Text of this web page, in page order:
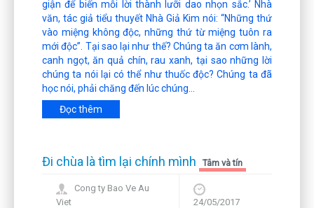
giận để biến mỗi lời thành lưỡi dao nhọn sắc.’ Nhà
văn, tác giả tiểu thuyết Nhà Giả Kim nói: “Những thứ
vào miệng không độc, những thứ từ miệng tuôn ra
mới độc”. Tại sao lại như thế? Chúng ta ăn cơm lành,
canh ngọt, ăn quả chín, rau xanh, tại sao những lời
chúng ta nói lại có thể như thuốc độc? Chúng ta đã
học nói, phải chăng đến lúc chúng...
Đọc thêm
Đi chùa là tìm lại chính mình Tâm và tín
Cong ty Bao Ve Au
Viet
24/05/2017